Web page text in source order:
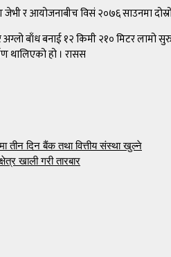
जेभी र आयोजनाबीच विसं २०७६ साउनमा
बाँध बनाई १२ किमी २१० मिटर लामो
थालिएको हो । रासस
तीन दिन बैंक तथा वित्तीय संस्था खुल्ने
खाली गरी तारबार